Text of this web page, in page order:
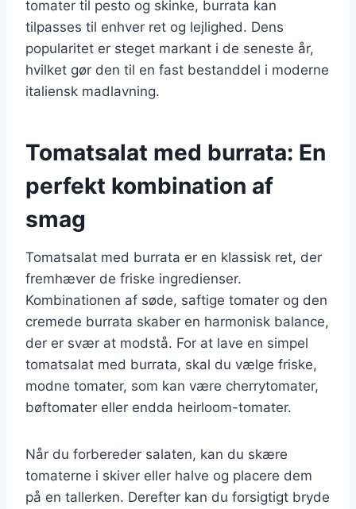
tomater til pesto og skinke, burrata kan
tilpasses til enhver ret og lejlighed. Dens
popularitet er steget markant i de seneste år,
hvilket gør den til en fast bestanddel i moderne
italiensk madlavning.
Tomatsalat med burrata: En
perfekt kombination af
smag
Tomatsalat med burrata er en klassisk ret, der
fremhæver de friske ingredienser.
Kombinationen af søde, saftige tomater og den
cremede burrata skaber en harmonisk balance,
der er svær at modstå. For at lave en simpel
tomatsalat med burrata, skal du vælge friske,
modne tomater, som kan være cherrytomater,
bøftomater eller endda heirloom-tomater.
Når du forbereder salaten, kan du skære
tomaterne i skiver eller halve og placere dem
på en tallerken. Derefter kan du forsigtigt bryde